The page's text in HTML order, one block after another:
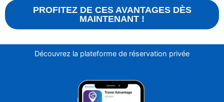
PROFITEZ DE CES AVANTAGES DÈS
MAINTENANT !
Découvrez la plateforme de réservation privée